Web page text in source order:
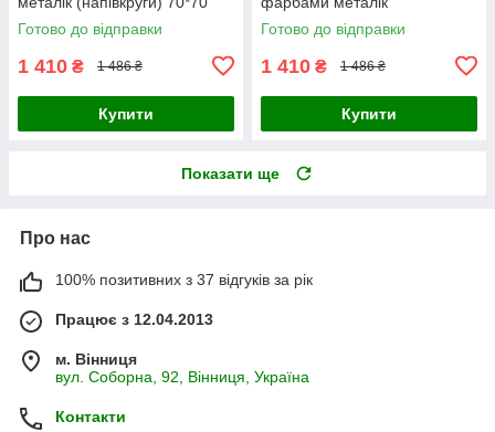
Origami (OSR1008)
Готово до відправки
1 410 ₴ 1 486 ₴
Купити
(напівкруги) 70*70 Origami
(OSR1009)
Готово до відправки
1 410 ₴ 1 486 ₴
Купити
Показати ще
Про нас
100% позитивних з 37 відгуків за рік
Працює з 12.04.2013
м. Вінниця
вул. Соборна, 92, Вінниця, Україна
Контакти